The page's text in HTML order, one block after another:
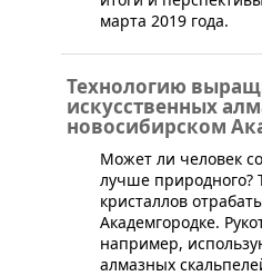
марта 2019 года.
Технологию
искусственных
новосибирском
​Может ли человек
лучше
кристаллов
Академгородке.
например,
алмазных